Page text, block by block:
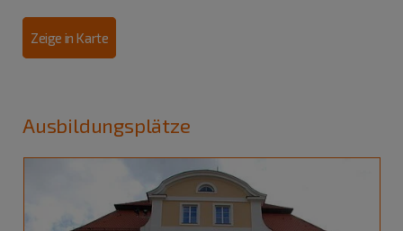
Zeige in Karte
Ausbildungsplätze